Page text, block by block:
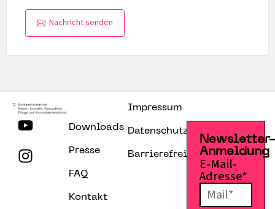
Nachricht senden
Downloads
Presse
FAQ
Kontakt
Impressum
Datenschutzerklärung
Barrierefreiheitserklärung
Anmeldung
E-Mail-
Adresse*